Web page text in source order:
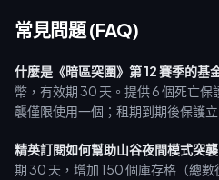
常見問題 (FAQ)
什麼是《暗區突圍》第 12 賽季的基
幣，有效期 30 天。提供 6 個死亡
襲僅限使用一個；租期到期後保護立
精英訂閱如何幫助山谷夜間模式突襲
期 30 天，增加 150 個庫存格（總